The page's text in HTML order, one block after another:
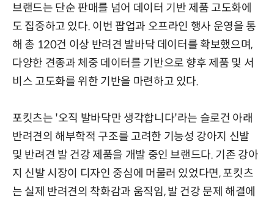
브랜드는 단순 판매를 넘어 데이터 기반 제품 고도화에
도 집중하고 있다. 이번 팝업과 오프라인 행사 운영을 통
해 총 120건 이상 반려견 발바닥 데이터를 확보했으며,
다양한 견종과 체중 데이터를 기반으로 향후 제품 및 서
비스 고도화를 위한 기반을 마련하고 있다.
포킷츠는 '오직 발바닥만 생각합니다'라는 슬로건 아래
반려견의 해부학적 구조를 고려한 기능성 강아지 신발
및 반려견 발 건강 제품을 개발 중인 브랜드다. 기존 강아
지 신발 시장이 디자인 중심에 머물러 있었다면, 포킷츠
는 실제 반려견의 착화감과 움직임, 발 건강 문제 해결에